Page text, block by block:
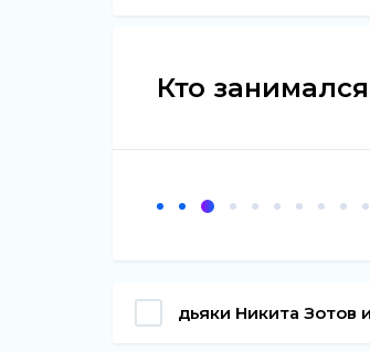
Кто
дьяки Никита Зотов